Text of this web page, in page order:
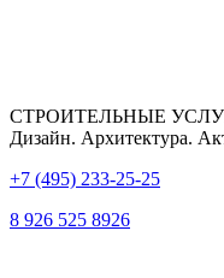
CТРОИТЕЛЬНЫЕ
Дизайн. Архитектура.
+7 (495) 233-25-25
8 926 525 8926